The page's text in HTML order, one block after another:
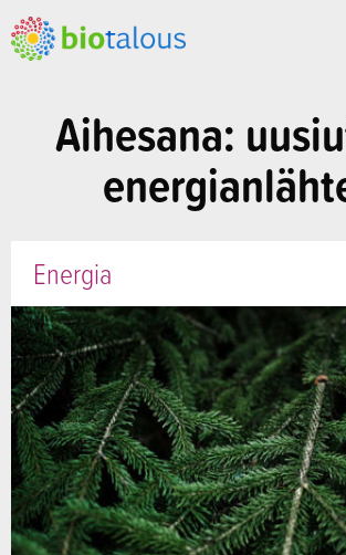
Aihesana:
Energia